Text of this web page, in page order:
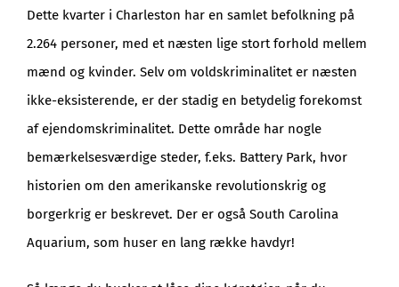
Dette kvarter i Charleston har en samlet befolkning på
2.264 personer, med et næsten lige stort forhold mellem
mænd og kvinder. Selv om voldskriminalitet er næsten
ikke-eksisterende, er der stadig en betydelig forekomst
af ejendomskriminalitet. Dette område har nogle
bemærkelsesværdige steder, f.eks. Battery Park, hvor
historien om den amerikanske revolutionskrig og
borgerkrig er beskrevet. Der er også South Carolina
Aquarium, som huser en lang række havdyr!